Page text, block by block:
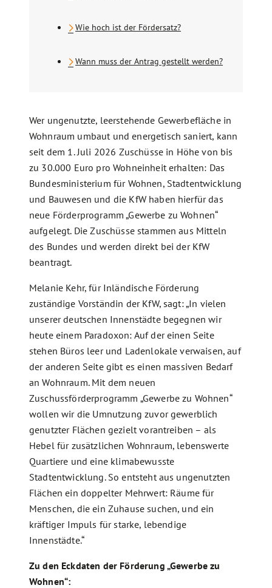
Wer ungenutzte, leerstehende Gewerbefläche in
Wohnraum umbaut und energetisch saniert, kann
seit dem 1. Juli 2026 Zuschüsse in Höhe von bis
zu 30.000 Euro pro Wohneinheit erhalten: Das
Bundesministerium für Wohnen, Stadtentwicklung
und Bauwesen und die KfW haben hierfür das
neue Förderprogramm „Gewerbe zu Wohnen“
aufgelegt. Die Zuschüsse stammen aus Mitteln
des Bundes und werden direkt bei der KfW
beantragt.
Melanie Kehr, für Inländische Förderung
zuständige Vorständin der KfW, sagt: „In vielen
unserer deutschen Innenstädte begegnen wir
heute einem Paradoxon: Auf der einen Seite
stehen Büros leer und Ladenlokale verwaisen, auf
der anderen Seite gibt es einen massiven Bedarf
an Wohnraum. Mit dem neuen
Zuschussförderprogramm „Gewerbe zu Wohnen“
wollen wir die Umnutzung zuvor gewerblich
genutzter Flächen gezielt vorantreiben – als
Hebel für zusätzlichen Wohnraum, lebenswerte
Quartiere und eine klimabewusste
Stadtentwicklung. So entsteht aus ungenutzten
Flächen ein doppelter Mehrwert: Räume für
Menschen, die ein Zuhause suchen, und ein
kräftiger Impuls für starke, lebendige
Innenstädte.“
Zu den Eckdaten der Förderung „Gewerbe zu
Wohnen“:
Wie hoch ist der Fördersatz?
Wann muss der Antrag gestellt werden?